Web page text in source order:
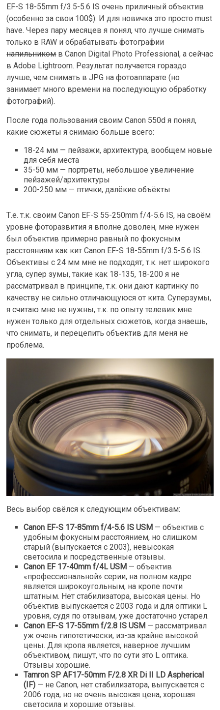
EF-S 18-55mm f/3.5-5.6 IS очень приличный объектив
(особенно за свои 100$). И для новичка это просто must
have. Через пару месяцев я понял, что лучше снимать
только в RAW и обрабатывать фотографии
напильникомв Canon Digital Photo Professional, а сейчас
в Adobe Lightroom. Результат получается гораздо
лучше, чем снимать в JPG на фотоаппарате (но
занимает много времени на последующую обработку
фотографий).
После года пользования своим Canon 550d я понял,
какие сюжеты я снимаю больше всего:
18-24 мм — пейзажи, архитектура, вообщем новые
для себя места
35-50 мм — портреты, небольшое увеличение
пейзажей/архитектуры
200-250 мм — птички, далёкие объёкты
Т.е. т.к. своим Canon EF-S 55-250mm f/4-5.6 IS, на своём
уровне фоторазвития я вполне доволен, мне нужен
был объектив примерно равный по фокусным
расстояниям как кит Canon EF-S 18-55mm f/3.5-5.6 IS.
Объективы с 24 мм мне не подходят, т.к. нет широкого
угла, супер зумы, такие как 18-135, 18-200 я не
рассматривал в принципе, т.к. они дают картинку по
качеству не сильно отличающуюся от кита. Суперзумы,
я считаю мне не нужны, т.к. по опыту телевик мне
нужен только для отдельных сюжетов, когда знаешь,
что снимать, и перецепить объектив для меня не
проблема.
Весь выбор свёлся к следующим объективам:
Canon EF-S 17-85mm f/4-5.6 IS USM — объектив с
удобным фокусным расстоянием, но слишком
старый (выпускается с 2003), невысокая
светосила и посредственные отзывы.
Canon EF 17-40mm f/4L USM — объектив
«профессиональной» серии, на полном кадре
является широкоугольным, на кропе почти
штатным. Нет стабилизатора, высокая цены. Но
объектив выпускается с 2003 года и для оптики L
уровня, судя по отзывам, уже достаточно устарел.
Canon EF-S 17-55mm f/2.8 IS USM — рассматривал
уж очень гипотетически, из-за крайне высокой
цены. Для кропа является, наверное лучшим
объективом, пишут, что по сути это L оптика.
Отзывы хорошие.
Tamron SP AF17-50mm F/2.8 XR Di II LD Aspherical
(IF) — не Canon, нет стабилизатора, выпускается с
2006 года, но не очень высокая цена, хорошая
светосила и хорошие отзывы.